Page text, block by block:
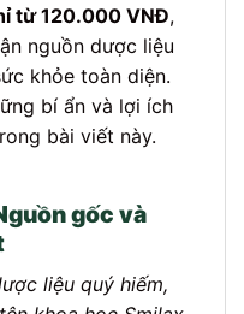
từ 120.000 VNĐ,
nguồn dược liệu
khỏe toàn diện.
bí ẩn và lợi ích
bài viết này.
gốc và
liệu quý hiếm,